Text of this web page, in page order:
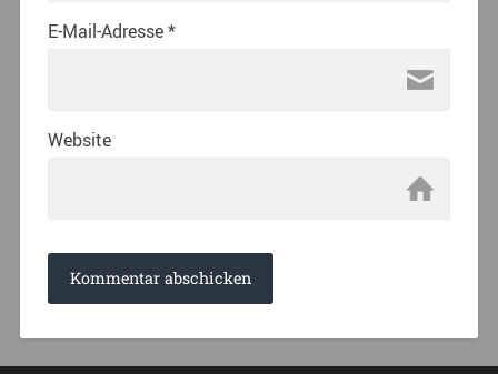
E-Mail-Adresse*
Website